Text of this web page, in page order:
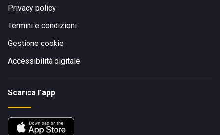
Privacy policy
Termini e condizioni
Gestione cookie
Accessibilità digitale
Scarica l'app